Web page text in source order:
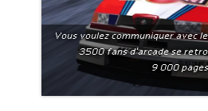
Vous voulez communiquer avec
3500 fans d'arcade se
9 000